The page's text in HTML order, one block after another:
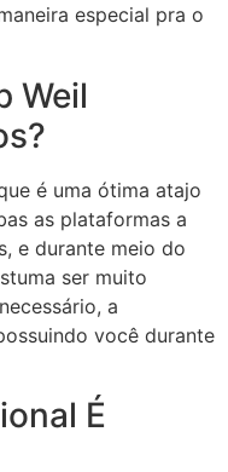
especial pra o
Weil
é uma ótima atajo
as plataformas a
e durante meio do
ser muito
a
você durante
É